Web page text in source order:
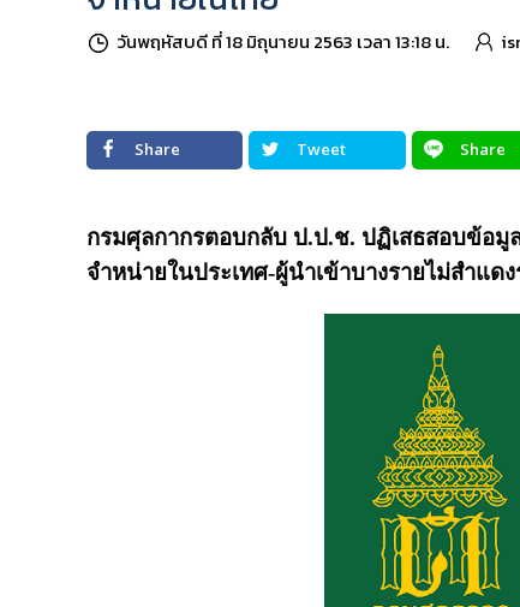
วันพฤหัสบดี ที่ 18 มิถุนายน 2563 เวลา 13:18 น.
Share Tweet Share
กรมศุลกากรตอบกลับ ป.ป.ช. ปฏิเสธสอบข้อมู
จำหน่ายในประเทศ-ผู้นำเข้าบางรายไม่สำแด